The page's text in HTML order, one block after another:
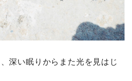
深い眠りからまた光を見はじ